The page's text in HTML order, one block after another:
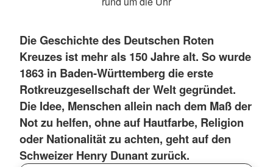
Die Geschichte des Deutschen Roten
Kreuzes ist mehr als 150 Jahre alt. So wurde
1863 in Baden-Württemberg die erste
Rotkreuzgesellschaft der Welt gegründet.
Die Idee, Menschen allein nach dem Maß der
Not zu helfen, ohne auf Hautfarbe, Religion
oder Nationalität zu achten, geht auf den
Schweizer Henry Dunant zurück.